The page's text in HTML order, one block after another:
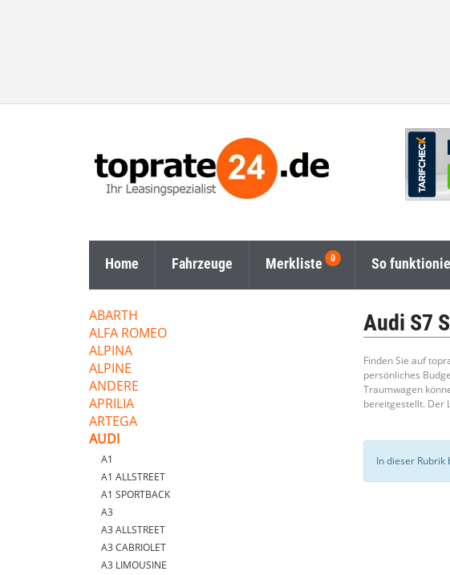
Home Fahrzeuge Merkliste So
Audi S7
Finden Sie auf
persönliches
Traumwagen
bereitgestellt. Der
In dieser
ABARTH
ALFA ROMEO
ALPINA
ALPINE
ANDERE
APRILIA
ARTEGA
AUDI
A1
A1 ALLSTREET
A1 SPORTBACK
A3
A3 ALLSTREET
A3 CABRIOLET
A3 LIMOUSINE